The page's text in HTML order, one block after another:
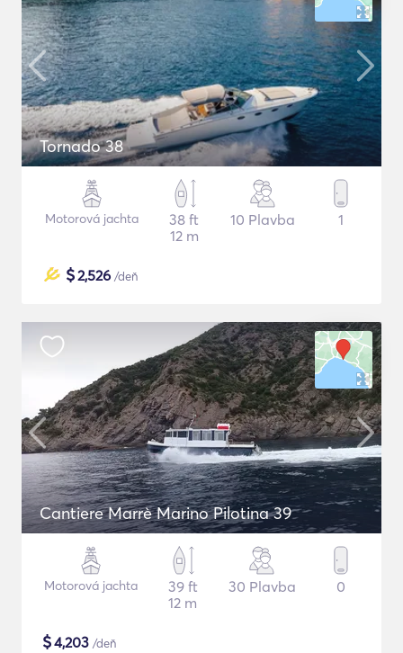
Tornado 38
Motorová jachta
38 ft
12 m
10 Plavba 1
$2,526 /deň
Cantiere Marrè Marino Pilotina 39
Motorová jachta
39 ft
12 m
30 Plavba 0
$4,203 /deň